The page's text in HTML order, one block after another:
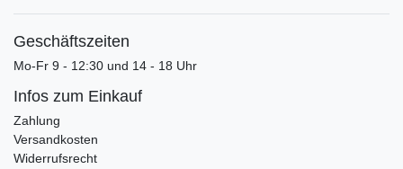
Geschäftszeiten
Mo-Fr 9 - 12:30 und 14 - 18 Uhr
Infos zum Einkauf
Zahlung
Versandkosten
Widerrufsrecht